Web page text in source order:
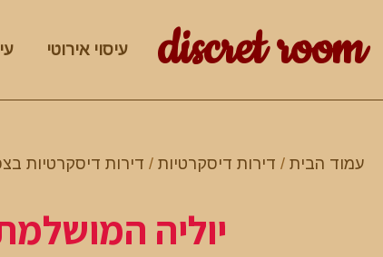
discret room עיסוי אירוטי
עמוד הבית / דירות דיסקרטיות / דירות דיסקרטיות
יוליה